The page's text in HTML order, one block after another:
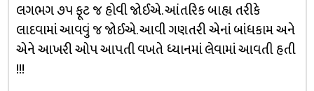
લગભગ ૭૫ ફૂટ જ હોવી જોઈએ. આંતરિક બાહ્ય તરીકે
લાદવામાં આવવું જ જોઈએ. આવી ગણતરી એનાં બાંધકામ અને
એને આખરી ઓપ આપતી વખતે ધ્યાનમાં લેવામાં આવતી હતી
!!!